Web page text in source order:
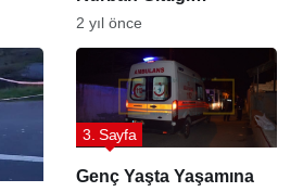
Düşünülüyor
2 yıl önce
Genç Yaşta Yaşamına
3. Sayfa